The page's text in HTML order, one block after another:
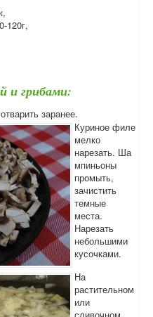
120г,
и грибами:
заранее.
Куриное филе
мелко
нарезать. Ша
мпиньоны
промыть,
зачистить
темные
места.
Нарезать
небольшими
кусочками.
На
растительном
или
сливочном